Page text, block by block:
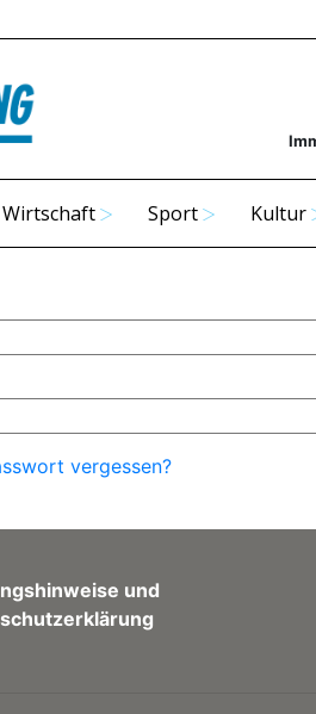
Wirtschaft Sport Kultur
vergessen?
und